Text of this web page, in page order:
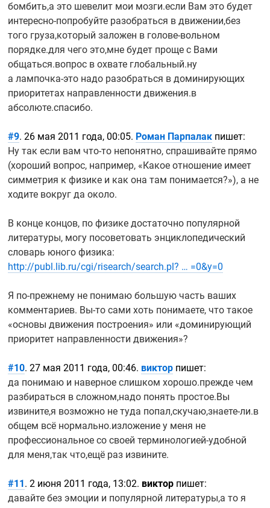
бомбить,а это шевелит мои мозги.если Вам это будет
интересно-попробуйте разобраться в движении,без
того груза,который заложен в голове-вольном
порядке.для чего это,мне будет проще с Вами
общаться.вопрос в охвате глобальный.ну
алампочка-это надо разобраться в доминирующих
приоритетах направленности движения.в
абсолюте.спасибо.
#9. 26 мая 2011 года, 00:05. Роман Парпалак пишет:
Ну так если вамчто-то непонятно, спрашивайте прямо
(хороший вопрос, например, «Какое отношение имеет
симметрия к физике и как она там понимается?»), а не
ходите вокруг да около.
В конце концов, по физике достаточно популярной
литературы, могу посоветовать энциклопедический
словарь юного физика:
http://publ.lib.ru/cgi/risearch/search.pl? … =0&y=0
Я по-прежнему не понимаю большую часть ваших
комментариев. Вы-то сами хоть понимаете, что такое
«основы движения построения» или «доминирующий
приоритет направленности движения»?
#10. 27 мая 2011 года, 00:46. виктор пишет:
да понимаю и наверное слишком хорошо.прежде чем
разбираться в сложном,надо понять простое.Вы
извините,я возможно не туда попал,скучаю,знаете-ли.в
общем всё нормально.изложение у меня не
профессиональное со своейтерминологией-удобной
для меня,так что,ещё раз извините.
#11. 2 июня 2011 года, 13:02. виктор пишет:
давайте без эмоции и популярной литературы,а то я